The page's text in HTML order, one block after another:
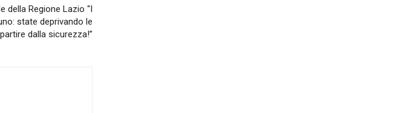
della Regione Lazio “I
state deprivando le
dalla sicurezza!”